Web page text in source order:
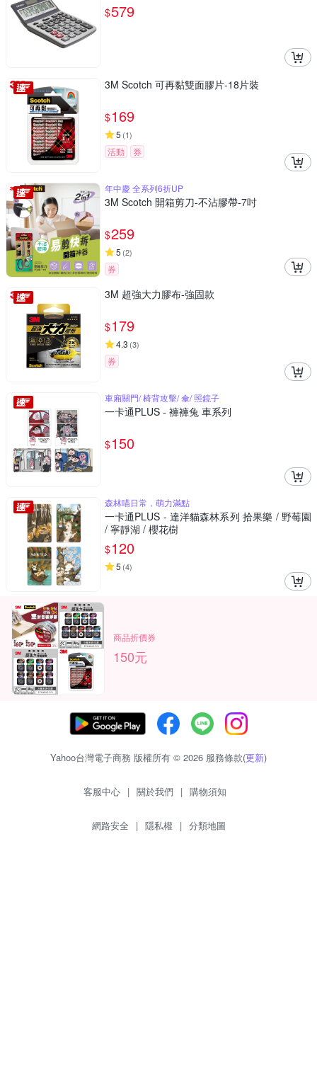
$579
3M Scotch 可再黏雙面膠片-18片裝
$169
5 (1)
活動 券
年中慶 全系列6折UP
3M Scotch 開箱剪刀-不沾膠帶-7吋
$259
5 (2)
券
3M 超強大力膠布-強固款
$179
4.3 (3)
券
車廂關門/ 椅背攻擊/ 傘/ 照鏡子
一卡通PLUS - 褲褲兔 車系列
$150
森林喵日常，萌力滿點
一卡通PLUS - 達洋貓森林系列 拾果樂 / 野莓園
/ 寧靜湖 / 櫻花樹
$120
5 (4)
商品折價券
150元
Yahoo台灣電子商務 版權所有 © 2026 服務條款(更新)
客服中心 | 關於我們 | 購物須知
網路安全 | 隱私權 | 分類地圖